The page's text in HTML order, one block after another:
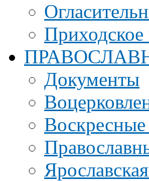
Приходское
Документы